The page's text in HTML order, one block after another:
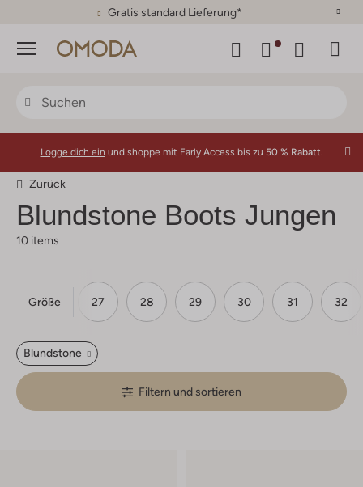
30 Tage Rückgaberecht
Menü
Logge dich ein und shoppe mit Early Access bis zu 50 % Rabatt.
Zurück
Blundstone Boots Jungen
10 items
Größe
26 27 28 29 30 31 32
Blundstone
Filtern und sortieren